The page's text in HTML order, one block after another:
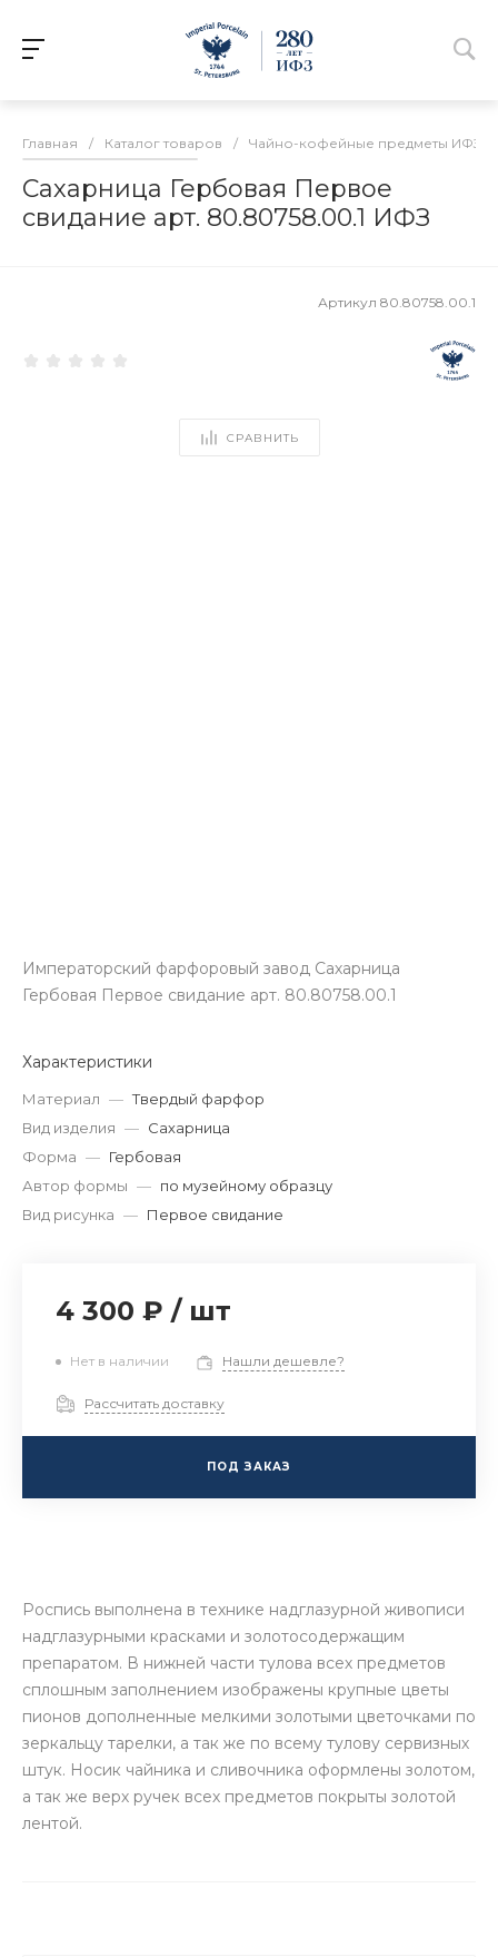
Главная / Каталог товаров / Чайно-кофейные предметы ИФЗ
Сахарница Гербовая Первое
свидание арт. 80.80758.00.1 ИФЗ
Артикул 80.80758.00.1
СРАВНИТЬ
Императорский фарфоровый завод Сахарница
Гербовая Первое свидание арт. 80.80758.00.1
Характеристики
Материал — Твердый фарфор
Вид изделия — Сахарница
Форма — Гербовая
Автор формы — по музейному образцу
Вид рисунка — Первое свидание
4 300 ₽ / шт
Нет в наличии Нашли дешевле?
Рассчитать доставку
ПОД ЗАКАЗ
Роспись выполнена в технике надглазурной живописи
надглазурными красками и золотосодержащим
препаратом. В нижней части тулова всех предметов
сплошным заполнением изображены крупные цветы
пионов дополненные мелкими золотыми цветочками по
зеркальцу тарелки, а так же по всему тулову сервизных
штук. Носик чайника и сливочника оформлены золотом,
а так же верх ручек всех предметов покрыты золотой
лентой.